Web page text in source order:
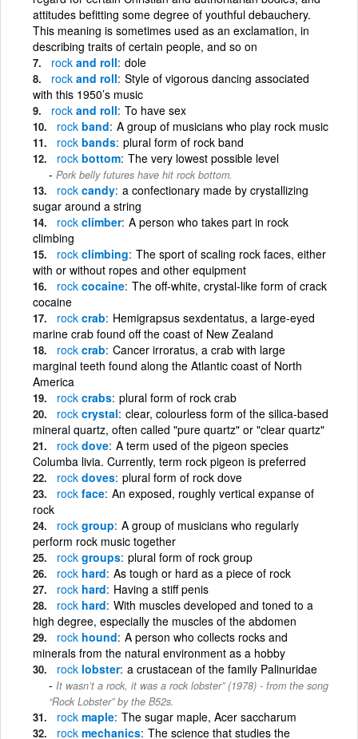
attitudes befitting some degree of youthful debauchery.
This meaning is sometimes used as an exclamation, in
describing traits of certain people, and so on
rock and roll dole
rock and roll Style of vigorous dancing associated
with this 1950’s music
rock and roll To have sex
rock band A group of musicians who play rock music
rock bands plural form of rock band
rock bottom The very lowest possible level
Pork belly futures have hit rock bottom.
rock candy a confectionary made by crystallizing
sugar around a string
rock climber A person who takes part in rock
climbing
rock climbing The sport of scaling rock faces, either
with or without ropes and other equipment
rock cocaine The off-white, crystal-like form of crack
cocaine
rock crab Hemigrapsus sexdentatus, a large-eyed
marine crab found off the coast of New Zealand
rock crab Cancer irroratus, a crab with large
marginal teeth found along the Atlantic coast of North
America
rock crabs plural form of rock crab
rock crystal clear, colourless form of the silica-based
mineral quartz, often called "pure quartz" or "clear quartz"
rock dove A term used of the pigeon species
Columba livia. Currently, term rock pigeon is preferred
rock doves plural form of rock dove
rock face An exposed, roughly vertical expanse of
rock
rock group A group of musicians who regularly
perform rock music together
rock groups plural form of rock group
rock hard As tough or hard as a piece of rock
rock hard Having a stiff penis
rock hard With muscles developed and toned to a
high degree, especially the muscles of the abdomen
rock hound A person who collects rocks and
minerals from the natural environment as a hobby
rock lobster a crustacean of the family Palinuridae
It wasn’t a rock, it was a rock lobster” (1978) - from the song
“Rock Lobster” by the B52s.
rock maple The sugar maple, Acer saccharum
rock mechanics The science that studies the